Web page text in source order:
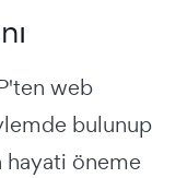
web
bulunup
hayati öneme